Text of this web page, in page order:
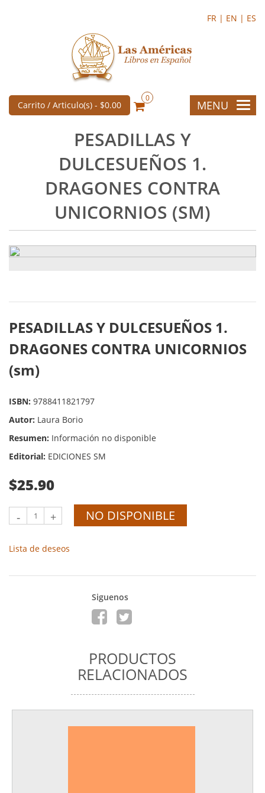
FR | EN | ES
Carrito / Articulo(s) - $0.00
0
MENU
PESADILLAS Y
DULCESUEÑOS 1.
DRAGONES CONTRA
UNICORNIOS (SM)
PESADILLAS Y DULCESUEÑOS 1.
DRAGONES CONTRA UNICORNIOS
(sm)
ISBN: 9788411821797
Autor: Laura Borio
Resumen: Información no disponible
Editorial: EDICIONES SM
$25.90
- + NO DISPONIBLE
Lista de deseos
Siguenos
PRODUCTOS
RELACIONADOS